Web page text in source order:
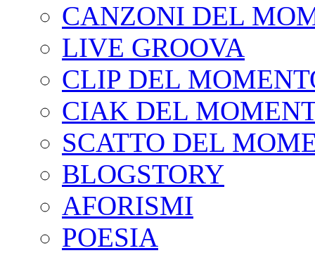
CANZONI DEL
LIVE GROOVA
CLIP DEL
CIAK DEL
SCATTO DEL
BLOGSTORY
AFORISMI
POESIA